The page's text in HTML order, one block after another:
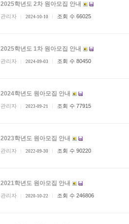
2025학년도 2차 원아모집 안내
관리자 2024-10-10 조회 수 66025
2025학년도 1차 원아모집 안내
관리자 2024-09-03 조회 수 80450
2024학년도 원아모집 안내
관리자 2023-09-21 조회 수 77915
2023학년도 원아모집 안내
관리자 2022-09-30 조회 수 90220
2021학년도 원아모집 안내
관리자 2020-10-22 조회 수 246806